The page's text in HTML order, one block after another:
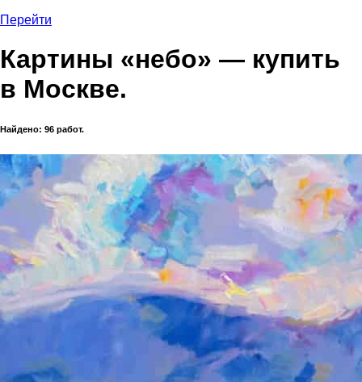
Перейти
Картины «небо» — купить
в Москве.
Найдено: 96 работ.